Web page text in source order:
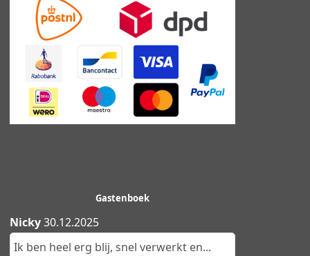
Gastenboek
Nicky30.12.2025
Ik ben heel erg blij, snel verwerkt en...